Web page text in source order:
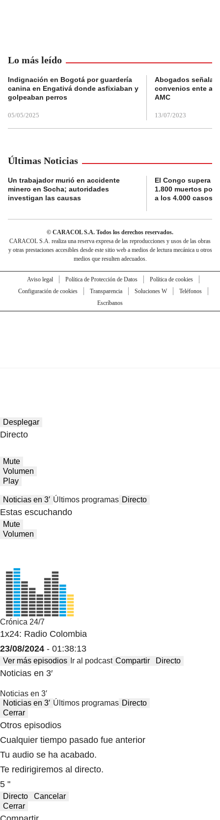
Lo más leído
Indignación en Bogotá por guardería
canina en Engativá donde asfixiaban y
golpeaban perros
05/05/2025
Abogados
convenios ente
AMC
13/07/2023
Últimas Noticias
Un trabajador murió en accidente
minero en Socha; autoridades
investigan las causas
El Congo supera
1.800 muertos por
a los 4.000 casos
© CARACOL S.A. Todos los derechos reservados.
CARACOL S.A. realiza una reserva expresa de las reproducciones y usos de las obras
y otras prestaciones accesibles desde este sitio web a medios de lectura mecánica u otros
medios que resulten adecuados.
Aviso legal Política de Protección de Datos
Política de cookies
Configuración de cookies
Transparencia Soluciones W
Teléfonos
Escríbanos
Desplegar
Directo
Mute
Volumen
Play
Noticias en 3′ Últimos programas Directo
Estas escuchando
Mute
Volumen
Crónica 24/7
1x24: Radio Colombia
23/08/2024 - 01:38:13
Ver más episodios Ir al podcast Compartir Directo
Noticias en 3′
Noticias en 3′
Noticias en 3′ Últimos programas Directo
Cerrar
Otros episodios
Cualquier tiempo pasado fue anterior
Tu audio se ha acabado.
Te redirigiremos al directo.
5 "
Directo
Cancelar
Cerrar